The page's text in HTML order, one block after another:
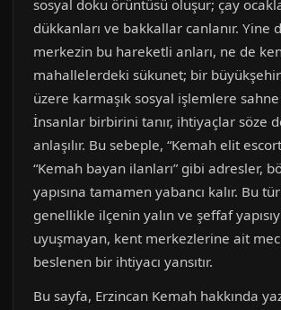
sosyal doku örüntüsü oluşur; çay
dükkanları ve bakkallar canlanır. Yine
merkezin bu hareketli anları, ne de
mahallelerdeki sükunet; bir
üzere karmaşık sosyal işlemlere
İnsanlar birbirini tanır, ihtiyaçlar söze
anlaşılır. Bu sebeple, “Kemah elit
“Kemah bayan ilanları” gibi adresler,
yapısına tamamen yabancı kalır. Bu
genellikle ilçenin yalın ve şeffaf
uyuşmayan, kent merkezlerine ait
beslenen bir ihtiyacı yansıtır.
Bu sayfa, Erzincan Kemah hakkında